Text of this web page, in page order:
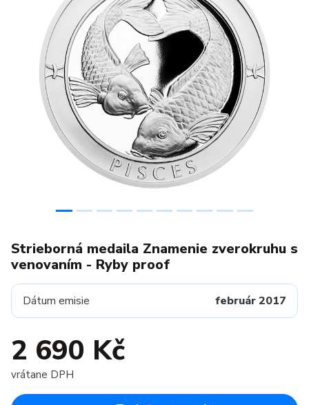
Previous
Strieborná medaila Znamenie zverokruhu s
venovaním - Ryby proof
Dátum emisie február 2017
2 690 Kč
vrátane DPH